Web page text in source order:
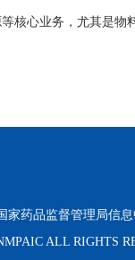
核心业务，尤其是
家药品监督管理局信
ALL RIGHTS